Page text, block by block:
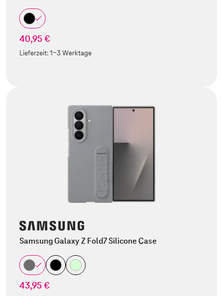
40,95 €
Lieferzeit:1-3 Werktage
Samsung Galaxy Z Fold7 Silicone Case
43,95 €